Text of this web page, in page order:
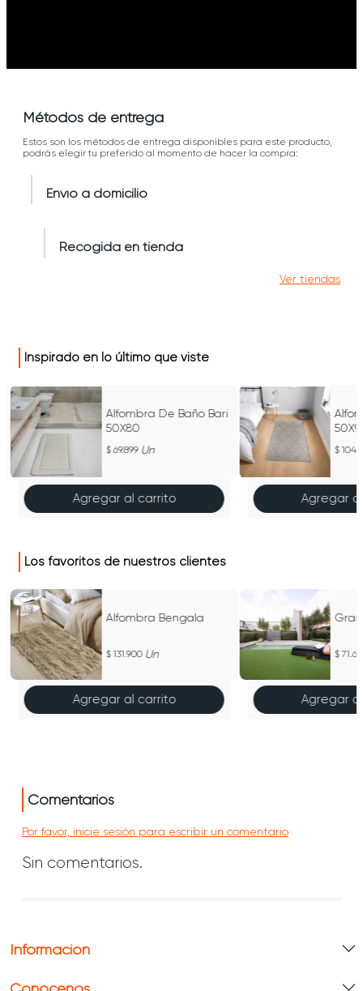
Métodos de entrega
Estos son los métodos de entrega disponibles para este producto,
podrás elegir tu preferido al momento de hacer la compra:
Envío a domicilio
Recogida en tienda
Ver tiendas
Inspirado en lo último que viste
Alfombra De Baño Bari
50X80
69.899 Un
Agregar al carrito Agregar
Los favoritos de nuestros clientes
Alfombra Bengala
131.900 Un
Agregar al carrito Agregar
Comentarios
Por favor, inicie sesión para escribir un comentario
Sin comentarios.
Información